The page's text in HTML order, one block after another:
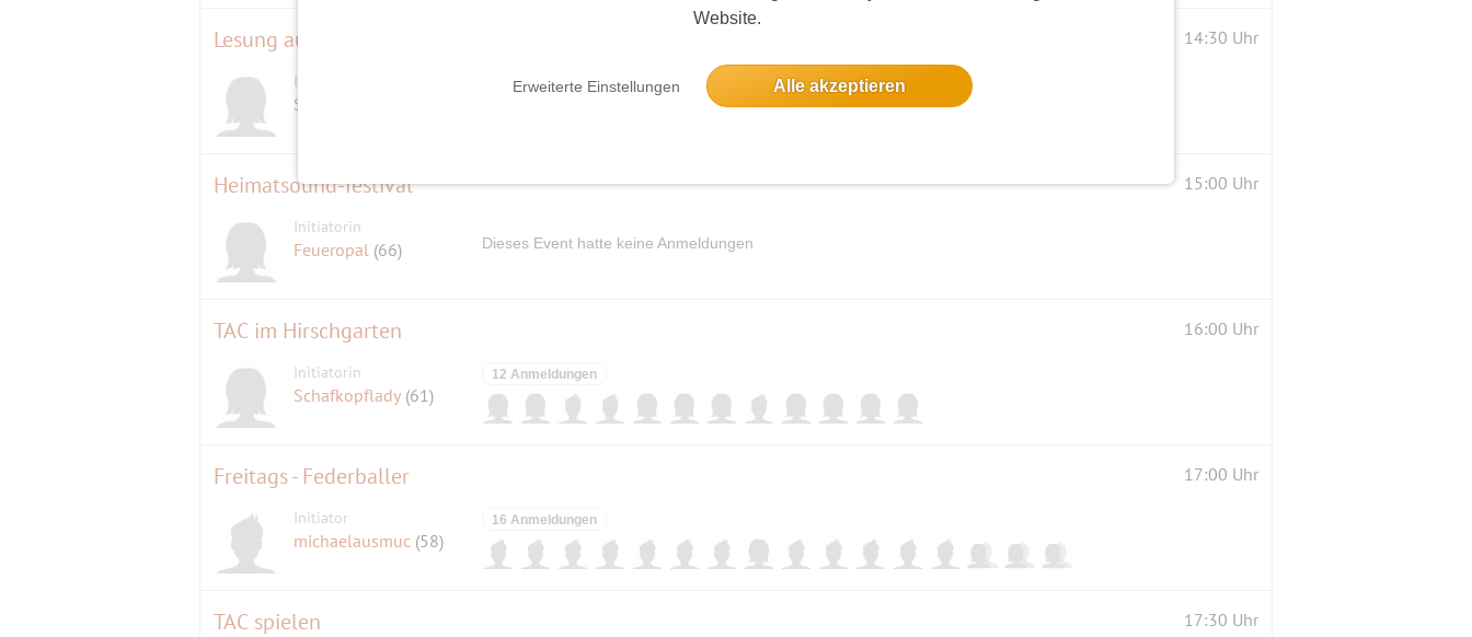
Website.
Erweiterte Einstellungen Alle akzeptieren
Lesung aus Mietek Pemper: Wie es zu Schindlers Liste kam. Die wahre Geschichte 14:30 Uhr
Initiatorin
SweetNovember
6 Anmeldungen
Heimatsound-festival 15:00 Uhr
Initiatorin
Feueropal (66) Dieses Event hatte keine Anmeldungen
TAC im Hirschgarten 16:00 Uhr
Initiatorin
Schafkopflady (61)
12 Anmeldungen
Freitags - Federballer 17:00 Uhr
Initiator
michaelausmuc (58)
16 Anmeldungen
TAC spielen 17:30 Uhr